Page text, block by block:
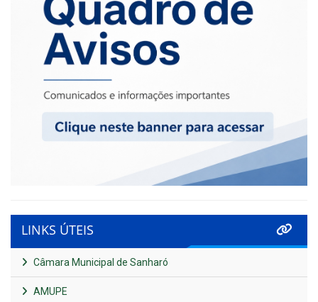
LINKS ÚTEIS
Câmara Municipal de Sanharó
AMUPE